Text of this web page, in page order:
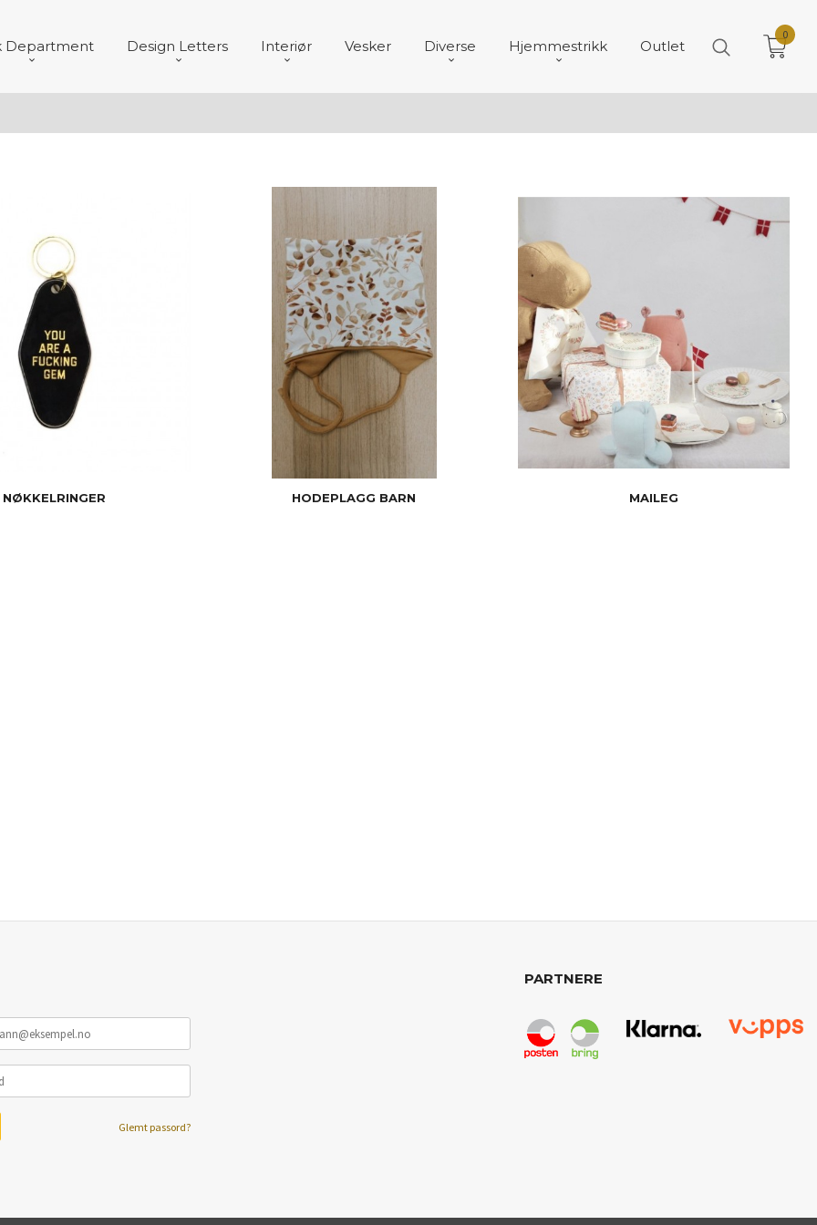
Department Design Letters Interiør Vesker Diverse Hjemmestrikk Outlet
0
NØKKELRINGER HODEPLAGG BARN MAILEG
Glemt passord?
PARTNERE